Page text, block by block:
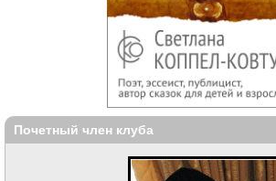
Почетный член клуба